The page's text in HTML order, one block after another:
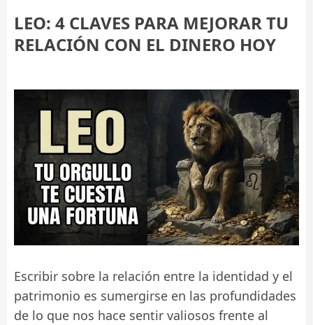
LEO: 4 CLAVES PARA MEJORAR TU
RELACIÓN CON EL DINERO HOY
Escribir sobre la relación entre la identidad y el
patrimonio es sumergirse en las profundidades
de lo que nos hace sentir valiosos frente al